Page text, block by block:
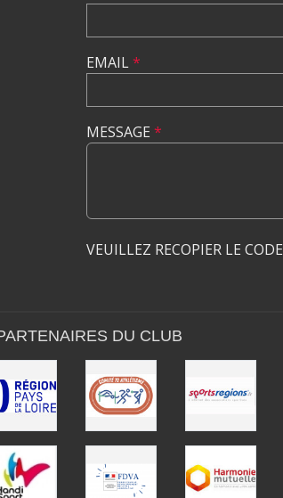
EMAIL*
MESSAGE *
VEUILLEZ RECOPIER LE CODE
DU CLUB